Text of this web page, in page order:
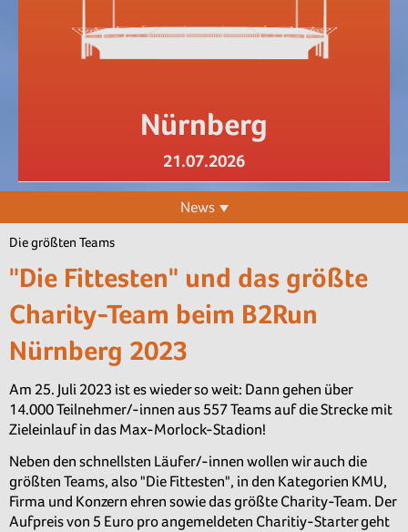
Nürnberg
21.07.2026
News
Die größten Teams
"Die Fittesten" und das größte
Charity-Team beim B2Run
Nürnberg 2023
Am 25. Juli 2023 ist es wieder so weit: Dann gehen über
14.000 Teilnehmer/-innen aus 557 Teams auf die Strecke mit
Zieleinlauf in das Max-Morlock-Stadion!
Neben den schnellsten Läufer/-innen wollen wir auch die
größten Teams, also "Die Fittesten", in den Kategorien KMU,
Firma und Konzern ehren sowie das größte Charity-Team. Der
Aufpreis von 5 Euro pro angemeldeten Charitiy-Starter geht